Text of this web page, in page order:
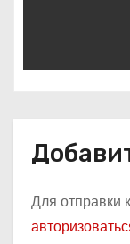
Для отправки